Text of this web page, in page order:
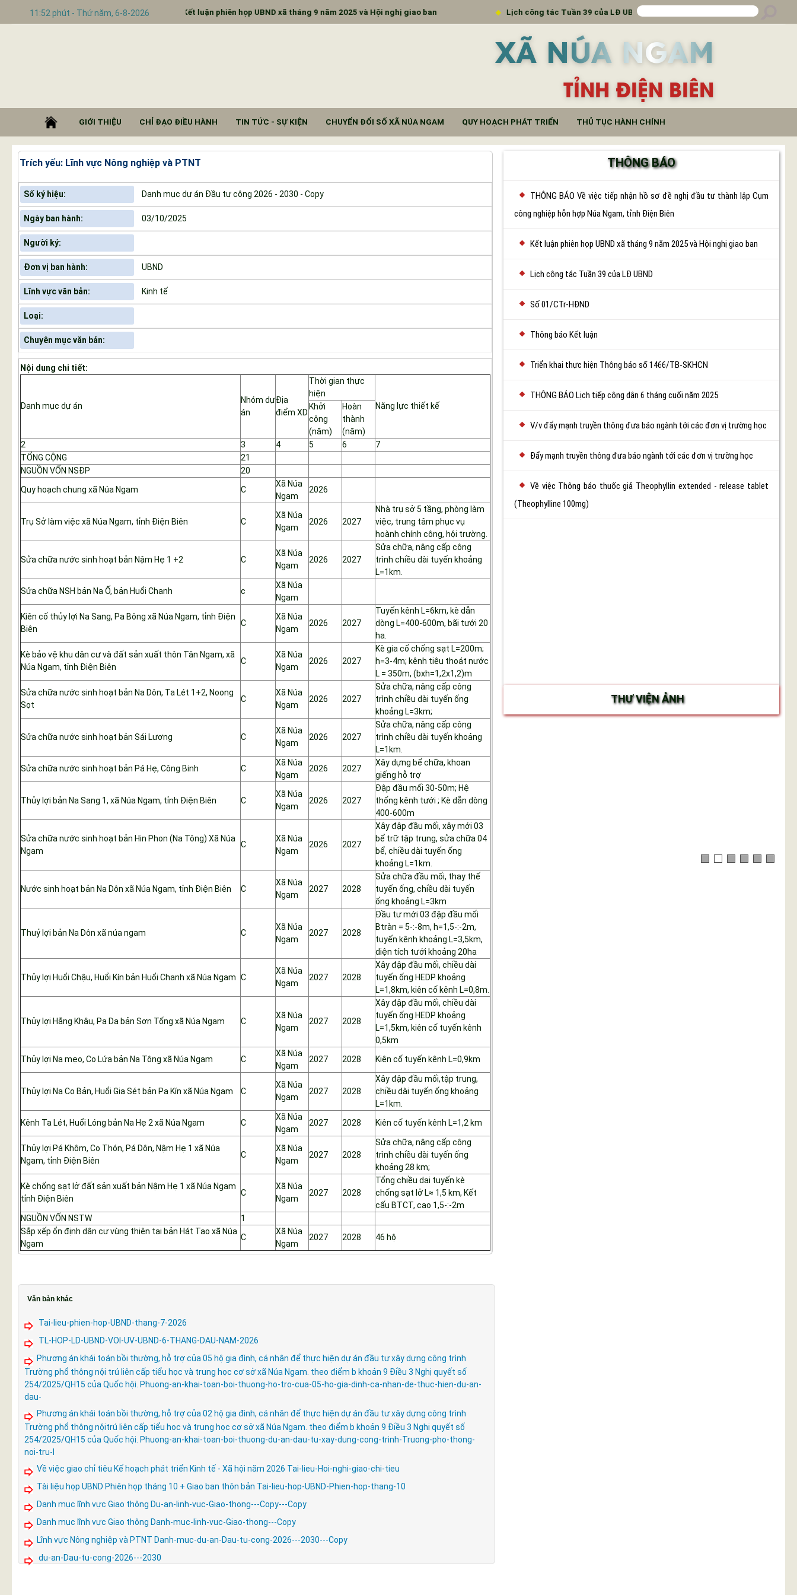
11:52 phút - Thứ năm, 6-8-2026
Ngam, tỉnh Điện Biên Kết luận phiên họp UBND xã tháng 9 năm 2025 và Hội nghị giao ban Lịch công tác Tuần 39 của LĐ UBND
XÃ NÚA NGAM
TỈNH ĐIỆN BIÊN
GIỚI THIỆU CHỈ ĐẠO ĐIỀU HÀNH TIN TỨC - SỰ KIỆN CHUYỂN ĐỔI SỐ XÃ NÚA NGAM QUY HOẠCH PHÁT TRIỂN THỦ TỤC HÀNH CHÍNH
Trích yếu: Lĩnh vực Nông nghiệp và PTNT
Số ký hiệu: Danh mục dự án Đầu tư công 2026 - 2030 - Copy
Ngày ban hành: 03/10/2025
Người ký:
Đơn vị ban hành: UBND
Lĩnh vực văn bản: Kinh tế
Loại:
Chuyên mục văn bản:
Nội dung chi tiết:
Danh mục dự án
Nhóm dự
án
Địa
điểm XD
Thời gian thực
hiện
Năng lực thiết kế
Khởi
công
(năm)
Hoàn
thành
(năm)
2
3 4 5 6
7
TỔNG CỘNG
21
NGUỒN VỐN NSĐP
20
Quy hoạch chung xã Núa Ngam
C
Xã Núa
Ngam
2026
Trụ Sở làm việc xã Núa Ngam, tỉnh Điện Biên C
Xã Núa
Ngam
2026 2027
Nhà trụ sở 5 tầng, phòng làm
việc, trung tâm phục vụ
hoành chính công, hội trường.
Sửa chữa nước sinh hoạt bản Nậm Hẹ 1 +2 C
Xã Núa
Ngam
2026 2027
Sửa chữa, nâng cấp công
trình chiều dài tuyến khoảng
L=1km.
Sửa chữa NSH bản Na Ố, bản Huổi Chanh
c
Xã Núa
Ngam
Kiên cố thủy lợi Na Sang, Pa Bông xã Núa Ngam, tỉnh Điện
Biên
C
Xã Núa
Ngam
2026 2027
Tuyến kênh L=6km, kè dẫn
dòng L=400-600m, bãi tưới 20
ha.
Kè bảo vệ khu dân cư và đất sản xuất thôn Tân Ngam, xã
Núa Ngam, tỉnh Điện Biên
C
Xã Núa
Ngam
2026 2027
Kè gia cố chống sạt L=200m;
h=3-4m; kênh tiêu thoát nước
L = 350m, (bxh=1,2x1,2)m
Sửa chữa nước sinh hoạt bản Na Dôn, Ta Lét 1+2, Noong
Sọt
C
Xã Núa
Ngam
2026 2027
Sửa chữa, nâng cấp công
trình chiều dài tuyến ống
khoảng L=3km;
Sửa chữa nước sinh hoạt bản Sái Lương C
Xã Núa
Ngam
2026 2027
Sửa chữa, nâng cấp công
trình chiều dài tuyến khoảng
L=1km.
Sửa chữa nước sinh hoạt bản Pá Hẹ, Công Binh
C
Xã Núa
Ngam
2026 2027
Xây dựng bể chữa, khoan
giếng hỗ trợ
Thủy lợi bản Na Sang 1, xã Núa Ngam, tỉnh Điện Biên C
Xã Núa
Ngam
2026 2027
Đập đầu mối 30-50m; Hệ
thống kênh tưới ; Kè dẫn dòng
400-600m
Sửa chữa nước sinh hoạt bản Hin Phon (Na Tông) Xã Núa
Ngam
C
Xã Núa
Ngam
2026 2027
Xây đập đầu mối, xây mới 03
bể trữ tập trung, sửa chữa 04
bể, chiều dài tuyến ống
khoảng L=1km.
Nước sinh hoạt bản Na Dôn xã Núa Ngam, tỉnh Điện Biên C
Xã Núa
Ngam
2027 2028
Sửa chữa đầu mối, thay thế
tuyến ống, chiều dài tuyến
ống khoảng L=3km
Thuỷ lợi bản Na Dôn xã núa ngam C
Xã Núa
Ngam
2027 2028
Đầu tư mới 03 đập đầu mối
Btràn = 5-:-8m, h=1,5-:-2m,
tuyến kênh khoảng L=3,5km,
diện tích tưới khoảng 20ha
Thủy lợi Huổi Chậu, Huổi Kín bản Huổi Chanh xã Núa Ngam C
Xã Núa
Ngam
2027 2028
Xây đập đầu mối, chiều dài
tuyến ống HEDP khoảng
L=1,8km, kiên cố kênh L=0,8m.
Thủy lợi Hắng Khâu, Pa Da bản Sơn Tống xã Núa Ngam C
Xã Núa
Ngam
2027 2028
Xây đập đầu mối, chiều dài
tuyến ống HEDP khoảng
L=1,5km, kiên cố tuyến kênh
0,5km
Thủy lợi Na mẹo, Co Lứa bản Na Tông xã Núa Ngam
C
Xã Núa
Ngam
2027 2028 Kiên cố tuyến kênh L=0,9km
Thủy lợi Na Co Bản, Huổi Gia Sét bản Pa Kín xã Núa Ngam C
Xã Núa
Ngam
2027 2028
Xây đập đầu mối,tập trung,
chiều dài tuyến ống khoảng
L=1km.
Kênh Ta Lét, Huổi Lóng bản Na Hẹ 2 xã Núa Ngam
C
Xã Núa
Ngam
2027 2028 Kiên cố tuyến kênh L=1,2 km
Thủy lợi Pá Khôm, Co Thón, Pá Dôn, Nậm Hẹ 1 xã Núa
Ngam, tỉnh Điện Biên
C
Xã Núa
Ngam
2027 2028
Sửa chữa, nâng cấp công
trình chiều dài tuyến ống
khoảng 28 km;
Kè chống sạt lở đất sản xuất bản Nậm Hẹ 1 xã Núa Ngam
tỉnh Điện Biên
C
Xã Núa
Ngam
2027 2028
Tổng chiều dai tuyến kè
chống sạt lở L≈ 1,5 km, Kết
cấu BTCT, cao 1,5-:-2m
NGUỒN VỐN NSTW
1
Sắp xếp ổn định dân cư vùng thiên tai bản Hát Tao xã Núa
Ngam
C
Xã Núa
Ngam
2027 2028 46 hộ
Văn bản khác
Tai-lieu-phien-hop-UBND-thang-7-2026
TL-HOP-LD-UBND-VOI-UV-UBND-6-THANG-DAU-NAM-2026
Phương án khái toán bồi thường, hỗ trợ của 05 hộ gia đình, cá nhân để thực hiện dự án đầu tư xây dựng công trình
Trường phổ thông nội trú liên cấp tiểu học và trung học cơ sở xã Núa Ngam. theo điểm b khoản 9 Điều 3 Nghị quyết số
254/2025/QH15 của Quốc hội. Phuong-an-khai-toan-boi-thuong-ho-tro-cua-05-ho-gia-dinh-ca-nhan-de-thuc-hien-du-an-
dau-
Phương án khái toán bồi thường, hỗ trợ của 02 hộ gia đình, cá nhân để thực hiện dự án đầu tư xây dựng công trình
Trường phổ thông nộitrú liên cấp tiểu học và trung học cơ sở xã Núa Ngam. theo điểm b khoản 9 Điều 3 Nghị quyết số
254/2025/QH15 của Quốc hội. Phuong-an-khai-toan-boi-thuong-du-an-dau-tu-xay-dung-cong-trinh-Truong-pho-thong-
noi-tru-l
Về việc giao chỉ tiêu Kế hoạch phát triển Kinh tế - Xã hội năm 2026 Tai-lieu-Hoi-nghi-giao-chi-tieu
Tài liệu họp UBND Phiên họp tháng 10 + Giao ban thôn bản Tai-lieu-hop-UBND-Phien-hop-thang-10
Danh mục lĩnh vực Giao thông Du-an-linh-vuc-Giao-thong---Copy---Copy
Danh mục lĩnh vực Giao thông Danh-muc-linh-vuc-Giao-thong---Copy
Lĩnh vực Nông nghiệp và PTNT Danh-muc-du-an-Dau-tu-cong-2026---2030---Copy
du-an-Dau-tu-cong-2026---2030
THÔNG BÁO
THÔNG BÁO Về việc tiếp nhận hồ sơ đề nghị đầu tư thành lập Cụm
công nghiệp hỗn hợp Núa Ngam, tỉnh Điện Biên
Kết luận phiên họp UBND xã tháng 9 năm 2025 và Hội nghị giao ban
Lịch công tác Tuần 39 của LĐ UBND
Số 01/CTr-HĐND
Thông báo Kết luận
Triển khai thực hiện Thông báo số 1466/TB-SKHCN
THÔNG BÁO Lịch tiếp công dân 6 tháng cuối năm 2025
V/v đẩy mạnh truyền thông đưa báo ngành tới các đơn vị trường học
Đẩy mạnh truyền thông đưa báo ngành tới các đơn vị trường học
Về việc Thông báo thuốc giả Theophyllin extended - release tablet
(Theophylline 100mg)
THƯ VIỆN ẢNH